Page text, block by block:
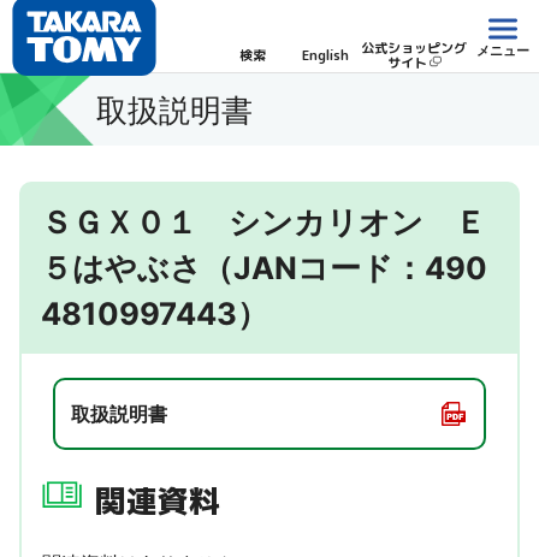
検索 English 公式ショッピング
サイト
メニュー
取扱説明書
ＳＧＸ０１ シンカリオン Ｅ
５はやぶさ（JANコード：490
4810997443）
取扱説明書
関連資料